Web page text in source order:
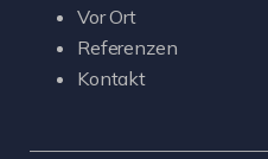
Vor Ort
Referenzen
Kontakt